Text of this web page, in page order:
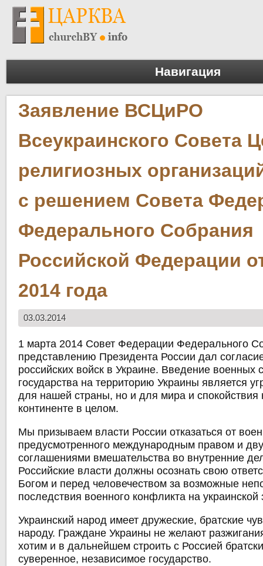
Навигация
Заявление ВСЦиРО
Всеукраинского Совета
религиозных
с решением Совета
Федерального Собрания
Российской Федерации
2014 года
03.03.2014
1 марта 2014 Совет Федерации Федерального
представлению Президента России дал
российских войск в Украине. Введение военных
государства на территорию Украины является
для нашей страны, но и для мира и спокойствия
континенте в целом.
Мы призываем власти России отказаться от
предусмотренного международным правом и
соглашениями вмешательства во внутренние
Российские власти должны осознать свою
Богом и перед человечеством за возможные
последствия военного конфликта на украинской
Украинский народ имеет дружеские, братские
народу. Граждане Украины не желают
хотим и в дальнейшем строить с Россией
суверенное, независимое государство.